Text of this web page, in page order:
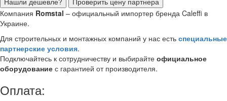
Компания Romstal – официальный импортер бренда Caleffi в
Украине.
Для строительных и монтажных компаний у нас есть специальные
партнерские условия.
Подключайтесь к сотрудничеству и выбирайте официальное
оборудование с гарантией от производителя.
Оплата: